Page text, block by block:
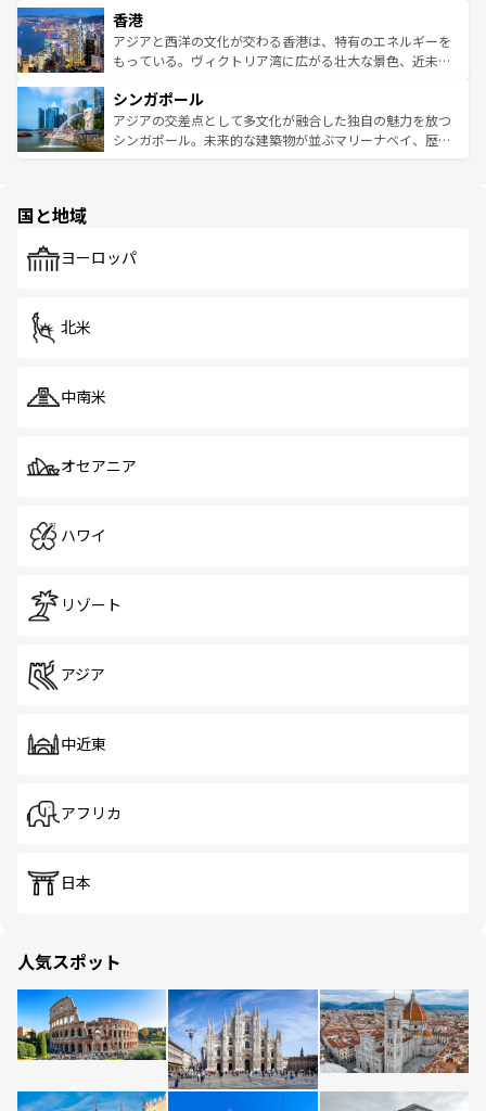
とつ。フォーやバインミー、ベトナムコーヒーなどは、ぜ
ひ現地で味わいたい。どの地域を訪れてもあたたかい人々
が旅行者を迎えてくれるので、きっと忘れられない旅にな
参照してほしい。
の活気が交差している。北部ではチェンマイなどの山岳地
帯で自然と触れ合い、南部ではプーケットやクラビの美し
いビーチでリゾート気分を楽しむことができる。タイ料理
激する。気候は一年中温暖で、どの季節にも異なる楽しみ
が待っている。親しみやすいタイの人々、仏教を中心とし
た文化、そして多様な観光資源が、訪れる旅人を魅了し続
香港
アジアと西洋の文化が交わる香港は、特有のエネルギーを
もっている。ヴィクトリア湾に広がる壮大な景色、近未来
み、どこを訪れても感動するはず。観光スポットが密集し
ており、効率よく見どころを回れるのも魅力。息をのむよ
うな絶景から文化的な体験まで、香港を存分に楽しみ尽く
シンガポール
アジアの交差点として多文化が融合した独自の魅力を放つ
シンガポール。未来的な建築物が並ぶマリーナベイ、歴史
で、ホーカーズは地元の風情を楽しめる外せないスポット
国と地域
ヨーロッパ
北米
中南米
オセアニア
ハワイ
リゾート
アジア
中近東
アフリカ
日本
人気スポット